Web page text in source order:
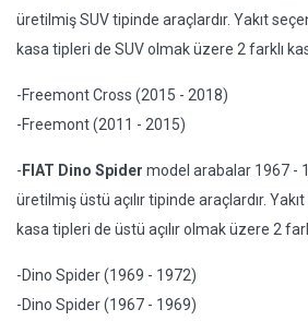
üretilmiş SUV tipinde araçlardır. Yakıt
kasa tipleri de SUV olmak üzere 2 farklı
-Freemont Cross (2015 - 2018)
-Freemont (2011 - 2015)
- FIAT Dino Spider model arabalar 1967 -
üretilmiş üstü açılır tipinde araçlardır.
kasa tipleri de üstü açılır olmak üzere 2
-Dino Spider (1969 - 1972)
-Dino Spider (1967 - 1969)